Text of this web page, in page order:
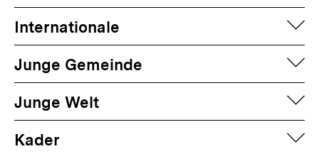
Internationale
Junge Gemeinde
Junge Welt
Kader